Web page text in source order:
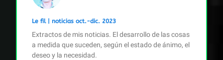
Le fil | noticias oct.-dic. 2023
Extractos de mis noticias. El desarrollo de las cosas
a medida que suceden, según el estado de ánimo, el
deseo y la necesidad.